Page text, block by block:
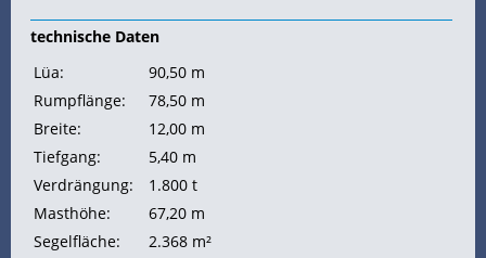
technische Daten
Lüa:
90,50 m
Rumpflänge:
78,50 m
Breite:
12,00 m
Tiefgang:
5,40 m
Verdrängung:
1.800 t
Masthöhe:
67,20 m
Segelfläche:
2.368 m²